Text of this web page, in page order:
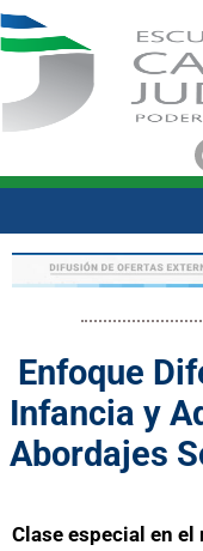
Enfoque
Infancia y
Abordajes
Clase especial en